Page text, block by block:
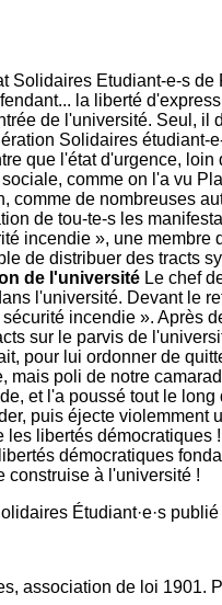
Solidaires Etudiant-e-s
la liberté
de l'université. Seul, il
Solidaires étudiant-
que l'état d'urgence,
comme on l'a vu
comme de nombreuses
de tou-te-s les
incendie », une
de distribuer des tracts
de l'université Le chef
l'université. Devant le
incendie ». Après
sur le parvis de
pour lui ordonner de
mais poli de notre
et l'a poussé tout le
puis éjecte violemment
libertés démocratiques
démocratiques
construise à l'université !
Étudiant·e·s
association de loi 1901.